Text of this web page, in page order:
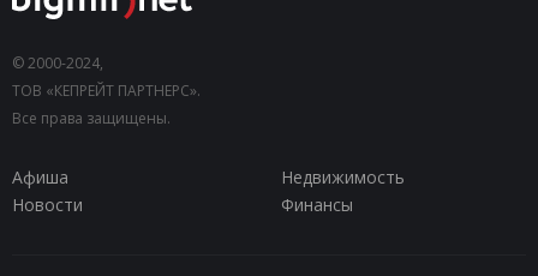
© 2000-2024,
ТОВ «КЕПРЕЙТ ПАРТНЕРС».
Все права защищены.
Афиша
Недвижимость
Новости
Финансы